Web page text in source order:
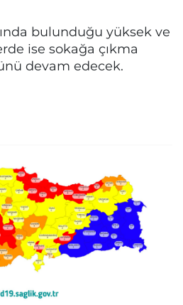
bulunduğu yüksek ve
ise sokağa çıkma
devam edecek.